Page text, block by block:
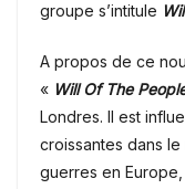
groupe s’intitule
A propos de ce
« Will Of The
Londres. Il est
croissantes dans
guerres en